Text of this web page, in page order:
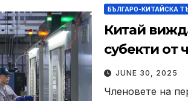
БЪЛГАРО-КИТАЙСКА
Китай
субекти от
JUNE 30, 2025
Членовете на